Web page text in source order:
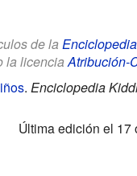
de la
la licenciaAtribución-
. Enciclopedia
Última edición el 17